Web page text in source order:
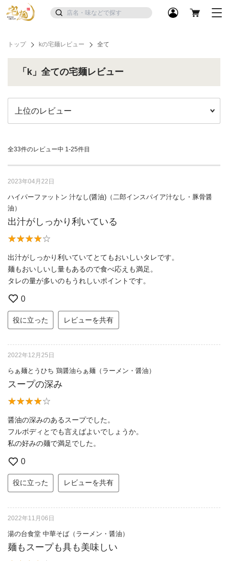
トップ kの宅麺レビュー 全て
「k」全ての宅麺レビュー
全33件のレビュー中 1-25件目
2023年04月22日
ハイパーファットン 汁なし(醤油)（二郎インスパイア汁なし・豚骨醤
油）
出汁がしっかり利いている
出汁がしっかり利いていてとてもおいしいタレです。
麺もおいしいし量もあるので食べ応えも満足。
タレの量が多いのもうれしいポイントです。
0
役に立った レビューを共有
2022年12月25日
らぁ麺とうひち 鶏醤油らぁ麺（ラーメン・醤油）
スープの深み
醤油の深みのあるスープでした。
フルボディとでも言えばよいでしょうか。
私の好みの麺で満足でした。
0
役に立った レビューを共有
2022年11月06日
湯の台食堂 中華そば（ラーメン・醤油）
麺もスープも具も美味しい